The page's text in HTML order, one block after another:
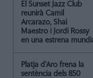
El Sunset Jazz Club
reunirà Camil
Arcarazo, Shai
Maestro i Jordi Rossy
en una estrena
Platja d’Aro frena la
sentència dels 850